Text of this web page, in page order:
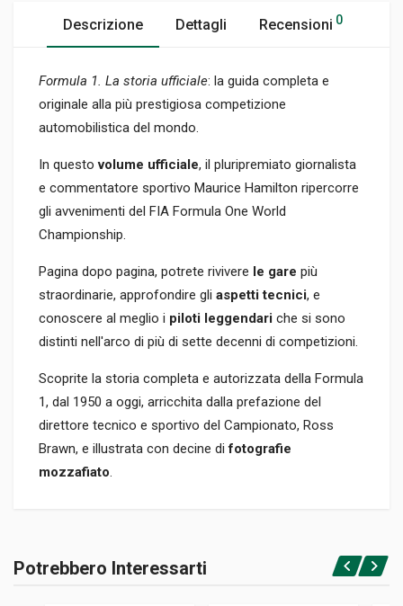
Descrizione Dettagli Recensioni 0
Formula 1. La storia ufficiale: la guida completa e
originale alla più prestigiosa competizione
automobilistica del mondo.
In questovolume ufficiale, il pluripremiato giornalista
e commentatore sportivo Maurice Hamilton ripercorre
gli avvenimenti del FIA Formula One World
Championship.
Pagina dopo pagina, potrete rivivere le gare più
straordinarie, approfondire gli aspetti tecnici, e
conoscere al meglio i piloti leggendari che si sono
distinti nell'arco di più di sette decenni di competizioni.
Scoprite la storia completa e autorizzata della Formula
1, dal 1950 a oggi, arricchita dalla prefazione del
direttore tecnico e sportivo del Campionato, Ross
Brawn, e illustrata con decine difotografie
mozzafiato.
Brossura
Accedi o registrati
Potrebbero Interessarti